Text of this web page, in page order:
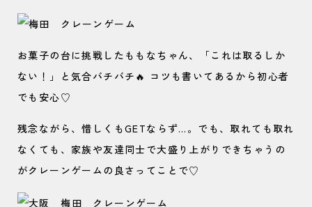
お菓子の台に挑戦したももなちゃん、「これは取るしか
ない！」と気合バチバチ🔥 コツも書いてあるから初心者
でも安心♡
残念ながら、惜しくもGETならず…。でも、取れても取れ
なくても、家族や友達同士で大盛り上がりできちゃうの
がクレーンゲームの良さってことで♡